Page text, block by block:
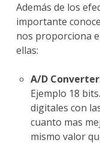
Además de los
importante
nos proporciona
ellas:
A/D Converter
Ejemplo 18
digitales con
cuanto mas
mismo valor